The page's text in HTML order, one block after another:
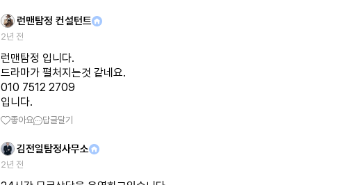
런맨탐정 컨설턴트
2년 전
런맨탐정 입니다.
드라마가 펼처지는것 같네요.
010 7512 2709
입니다.
좋아요 답글달기
김전일탐정사무소
2년 전